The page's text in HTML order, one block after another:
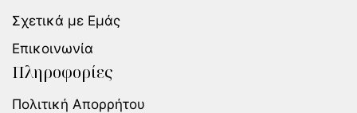
Σχετικά με Εμάς
Επικοινωνία
Πληροφορίες
Πολιτική Απορρήτου